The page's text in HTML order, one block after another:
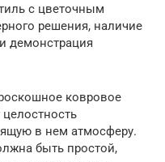
с цветочным
решения, наличие
демонстрация
ковровое
в нем атмосферу.
быть простой,